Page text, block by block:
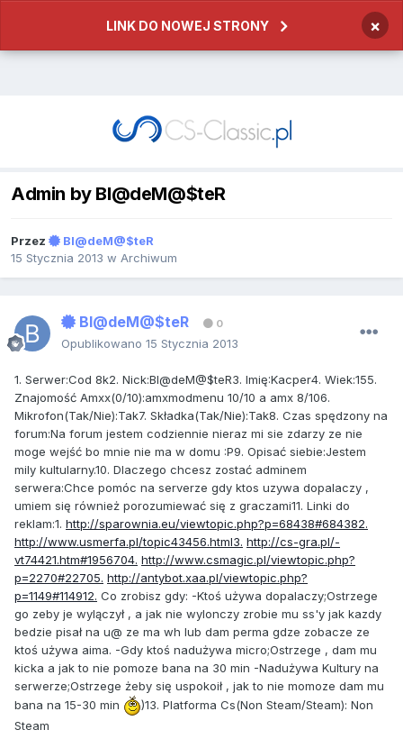
LINK DO NOWEJ STRONY ×
Admin by Bl@deM@$teR
Przez
Bl@deM@$teR
15 Stycznia 2013 w Archiwum
Bl@deM@$teR 0
Opublikowano 15 Stycznia 2013
1. Serwer:Cod 8k2. Nick:Bl@deM@$teR3. Imię:Kacper4. Wiek:155.
Znajomość Amxx(0/10):amxmodmenu 10/10 a amx 8/106.
Mikrofon(Tak/Nie):Tak7. Składka(Tak/Nie):Tak8. Czas spędzony na
forum:Na forum jestem codziennie nieraz mi sie zdarzy ze nie
moge wejść bo mnie nie ma w domu :P9. Opisać siebie:Jestem
mily kultularny.10. Dlaczego chcesz zostać adminem
serwera:Chce pomóc na serverze gdy ktos uzywa dopalaczy ,
umiem się również porozumiewać się z graczami11. Linki do
reklam:1. http://sparownia.eu/viewtopic.php?p=68438#684382.
http://www.usmerfa.pl/topic43456.html3. http://cs-gra.pl/-
vt74421.htm#1956704. http://www.csmagic.pl/viewtopic.php?
p=2270#22705. http://antybot.xaa.pl/viewtopic.php?
p=1149#114912. Co zrobisz gdy: -Ktoś używa dopalaczy;Ostrzege
go zeby je wylączył , a jak nie wylonczy zrobie mu ss'y jak kazdy
bedzie pisał na u@ ze ma wh lub dam perma gdze zobacze ze
ktoś używa aima. -Gdy ktoś nadużywa micro;Ostrzege , dam mu
kicka a jak to nie pomoze bana na 30 min -Nadużywa Kultury na
serwerze;Ostrzege żeby się uspokoił , jak to nie momoze dam mu
bana na 15-30 min
)13. Platforma Cs(Non Steam/Steam): Non
Steam